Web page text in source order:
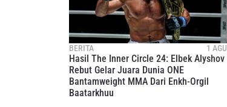
BERITA 1 AGU
Hasil The Inner Circle 24: Elbek Alyshov
Rebut Gelar Juara Dunia ONE
Bantamweight MMA Dari Enkh-Orgil
Baatarkhuu